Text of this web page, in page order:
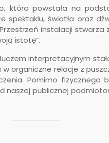
która powstała na
spektaklu, światła oraz
instalacji stwarza
istotę”.
interpretacyjnym
organiczne relacje z
Pomimo
naszej publicznej